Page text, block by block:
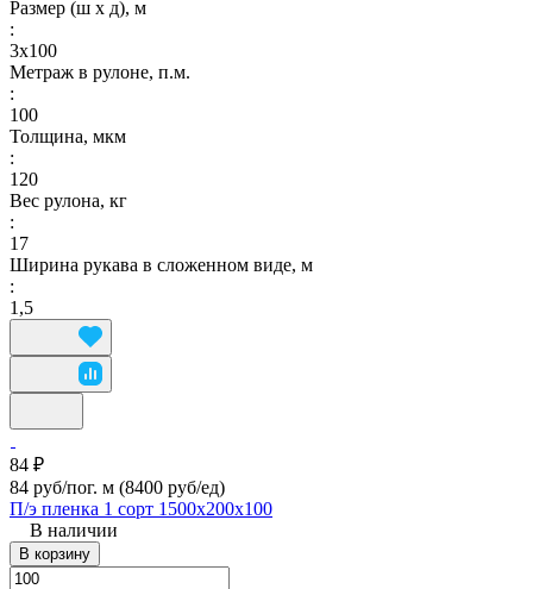
Размер (ш х д), м
:
3х100
Метраж в рулоне, п.м.
:
100
Толщина, мкм
:
120
Вес рулона, кг
:
17
Ширина рукава в сложенном виде, м
:
1,5
84 ₽
84 руб/пог. м (8400 руб/eд)
П/э пленка 1 сорт 1500х200х100
В наличии
В корзину